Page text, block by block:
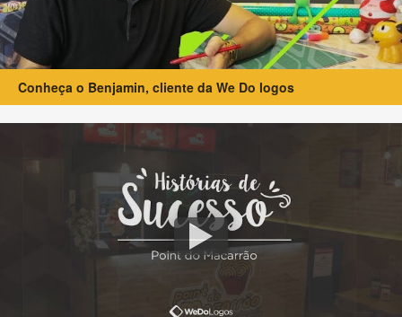
Conheça o Benjamin, cliente da We Do logos